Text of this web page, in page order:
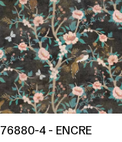
76880-4 - ENCRE